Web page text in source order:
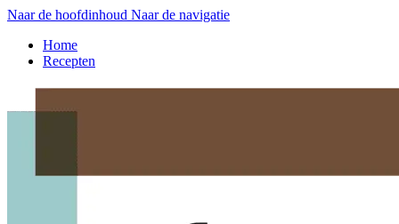
Naar de hoofdinhoud Naar de navigatie
Home
Recepten